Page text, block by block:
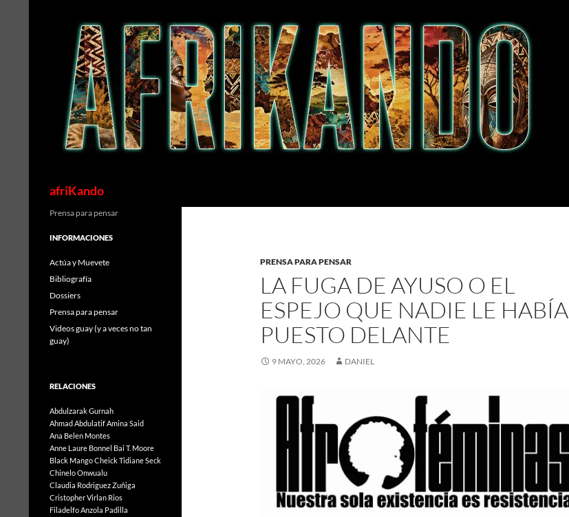
afriKando
PRENSA PARA PENSAR
LA FUGA DE AYUSO O EL
ESPEJO QUE NADIE LE HABÍA
PUESTO DELANTE
9 MAYO, 2026 DANIEL
Prensa para pensar
INFORMACIONES
Actúa y Muevete
Bibliografía
Dossiers
Prensa para pensar
Videos guay (y a veces no tan
guay)
RELACIONES
Abdulzarak Gurnah
Ahmad AbdulatifAmina Said
Ana Belen Montes
Anne Laure Bonnel Bai T. Moore
Black MangoCheick Tidiane Seck
Chinelo Onwualu
Claudia Rodriguez Zuñiga
Cristopher Virlan Rios
Filadelfo Anzola Padilla